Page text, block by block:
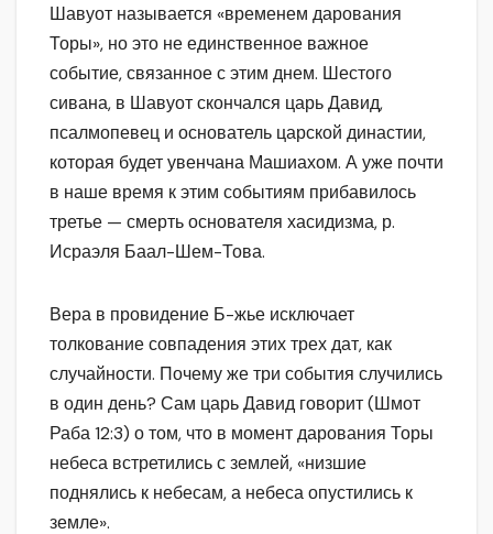
Шавуот называется «временем дарования
Торы», но это не единственное важное
событие, связанное с этим днем. Шестого
сивана, в Шавуот скончался царь Давид,
псалмопевец и основатель царской династии,
которая будет увенчана Машиахом. А уже почти
в наше время к этим событиям прибавилось
третье — смерть основателя хасидизма, р.
Исраэля Баал-Шем-Това.
Вера в провидение Б-жье исключает
толкование совпадения этих трех дат, как
случайности. Почему же три события случились
в один день? Сам царь Давид говорит (Шмот
Раба 12:3) о том, что в момент дарования Торы
небеса встретились с землей, «низшие
поднялись к небесам, а небеса опустились к
земле».